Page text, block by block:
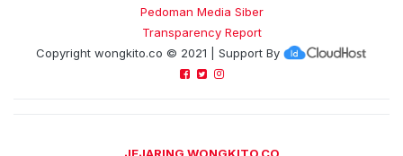
Pedoman Media Siber
Transparency Report
Copyright wongkito.co © 2021 | Support By